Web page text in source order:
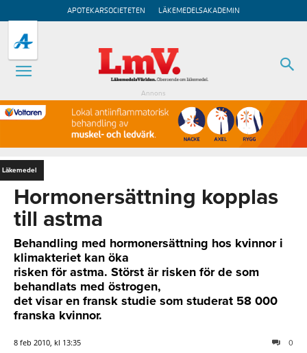
APOTEKARSOCIETETEN LÄKEMEDELSAKADEMIN
Annons
Läkemedel
Hormonersättning kopplas
till astma
Behandling med hormonersättning hos kvinnor i
klimakteriet kan öka
risken för astma. Störst är risken för de som
behandlats med östrogen,
det visar en fransk studie som studerat 58 000
franska kvinnor.
8 feb 2010, kl 13:35 0